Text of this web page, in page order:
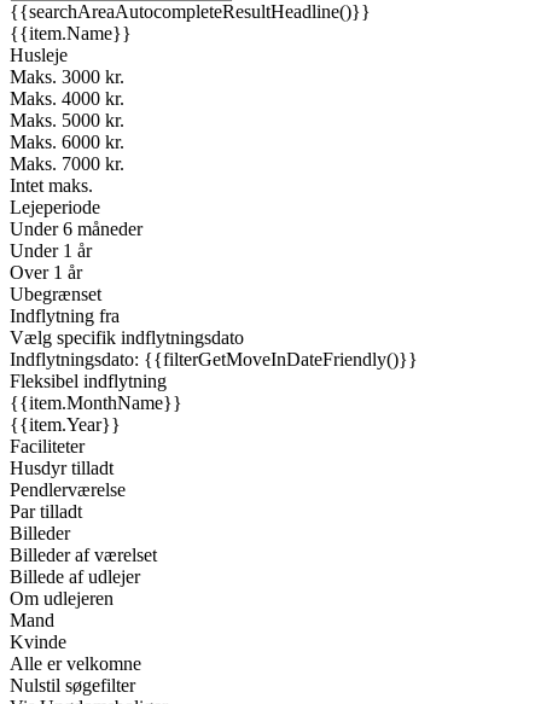
{{searchAreaAutocompleteResultHeadline()}}
{{item.Name}}
Husleje
Maks. 3000 kr.
Maks. 4000 kr.
Maks. 5000 kr.
Maks. 6000 kr.
Maks. 7000 kr.
Intet maks.
Lejeperiode
Under 6 måneder
Under 1 år
Over 1 år
Ubegrænset
Indflytning fra
Vælg specifik indflytningsdato
Indflytningsdato: {{filterGetMoveInDateFriendly()}}
Fleksibel indflytning
{{item.MonthName}}
{{item.Year}}
Faciliteter
Husdyr tilladt
Pendlerværelse
Par tilladt
Billeder
Billeder af værelset
Billede af udlejer
Om udlejeren
Mand
Kvinde
Alle er velkomne
Nulstil søgefilter